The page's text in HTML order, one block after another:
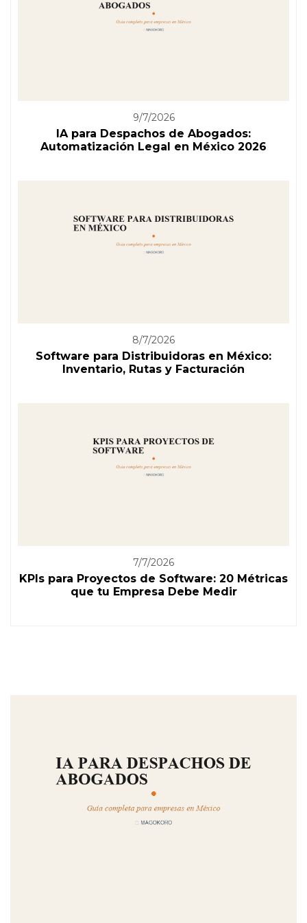
9/7/2026
IA para Despachos de Abogados:
Automatización Legal en México 2026
8/7/2026
Software para Distribuidoras en México:
Inventario, Rutas y Facturación
7/7/2026
KPIs para Proyectos de Software: 20 Métricas
que tu Empresa Debe Medir